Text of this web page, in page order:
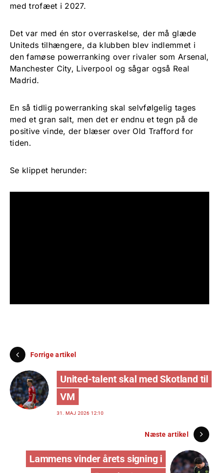
med trofæet i 2027.
Det var med én stor overraskelse, der må glæde
Uniteds tilhængere, da klubben blev indlemmet i
den famøse powerranking over rivaler som Arsenal,
Manchester City, Liverpool og sågar også Real
Madrid.
En så tidlig powerranking skal selvfølgelig tages
med et gran salt, men det er endnu et tegn på de
positive vinde, der blæser over Old Trafford for
tiden.
Se klippet herunder:
Forrige artikel
United-talent skal med Skotland til
VM
31. MAJ 2026 12:10
Næste artikel
Lammens vinder årets signing i